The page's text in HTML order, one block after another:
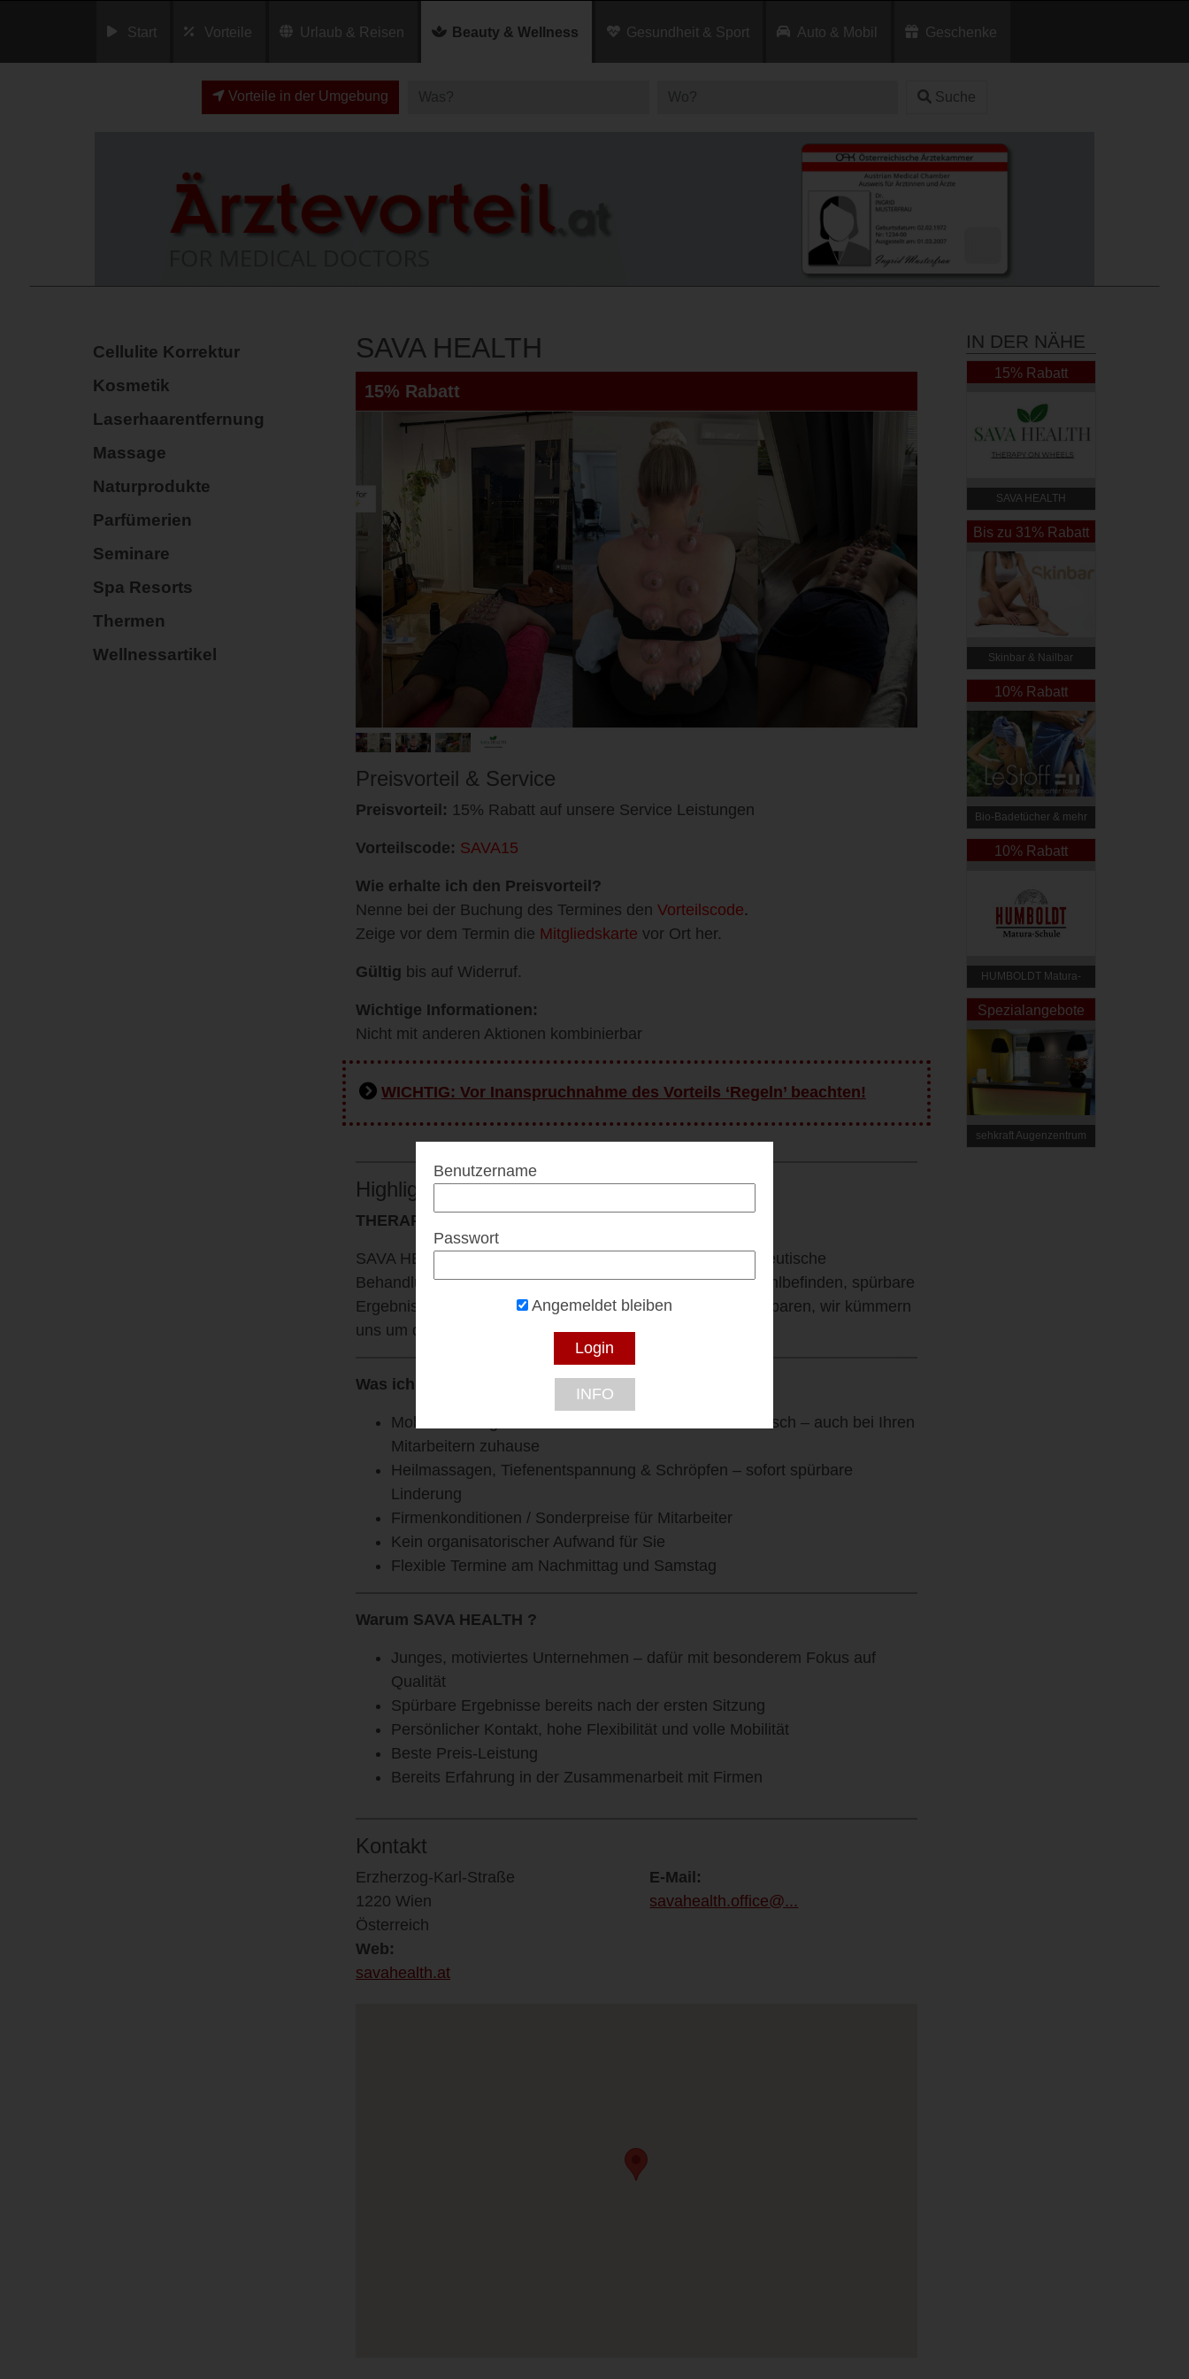
Start Vorteile Urlaub & Reisen Beauty & Wellness Gesundheit & Sport Auto & Mobil Geschenke
Vorteile in der Umgebung Suche
Cellulite Korrektur
Kosmetik
Laserhaarentfernung
Massage
Naturprodukte
Parfümerien
Seminare
Spa Resorts
Thermen
Wellnessartikel
SAVA HEALTH
15% Rabatt
Preisvorteil & Service
Preisvorteil: 15% Rabatt auf unsere Service Leistungen
Vorteilscode: SAVA15
Wie erhalte ich den Preisvorteil?
Nenne bei der Buchung des Termines den Vorteilscode.
Zeige vor dem Termin die Mitgliedskarte vor Ort her.
Gültig bis auf Widerruf.
Wichtige Informationen:
Nicht mit anderen Aktionen kombinierbar
WICHTIG: Vor Inanspruchnahme des Vorteils ‘Regeln’ beachten!
Highlights & Details
THERAPY ON WHEELS
SAVA HEALTH bringt professionelle Massagen und therapeutische
Behandlungen direkt zu den Kunden nach Hause. Ziel: Wohlbefinden, spürbare
Ergebnisse und maximaler Service – einfach Termin vereinbaren, wir kümmern
uns um den Rest.
Was ich Unternehmen anbiete:
Mobile Massagen direkt in Ihrer Firma oder – auf Wunsch – auch bei Ihren
Mitarbeitern zuhause
Heilmassagen, Tiefenentspannung & Schröpfen – sofort spürbare
Linderung
Firmenkonditionen / Sonderpreise für Mitarbeiter
Kein organisatorischer Aufwand für Sie
Flexible Termine am Nachmittag und Samstag
Warum SAVA HEALTH ?
Junges, motiviertes Unternehmen – dafür mit besonderem Fokus auf
Qualität
Spürbare Ergebnisse bereits nach der ersten Sitzung
Persönlicher Kontakt, hohe Flexibilität und volle Mobilität
Beste Preis-Leistung
Bereits Erfahrung in der Zusammenarbeit mit Firmen
Kontakt
Erzherzog-Karl-Straße
1220 Wien
Österreich
Web:
savahealth.at
E-Mail:
savahealth.office@...
IN DER NÄHE
15% Rabatt
SAVA HEALTH
Bis zu 31% Rabatt
Skinbar & Nailbar
10% Rabatt
Bio-Badetücher & mehr
– LeStoff
10% Rabatt
HUMBOLDT Matura-
Schule
Spezialangebote
sehkraft Augenzentrum
Wien
Benutzername
Passwort
Angemeldet bleiben
INFO